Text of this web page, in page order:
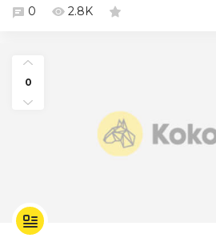
0 2.8K
0